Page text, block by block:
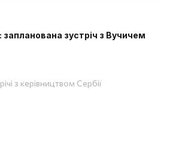
зустріч з Вучичем
з керівництвом Сербії